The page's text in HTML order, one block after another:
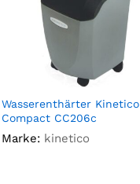
Wasserenthärter Kinetico
Compact CC206c
Marke: kinetico